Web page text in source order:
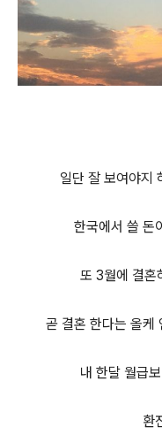
일단 잘 보여야지
한국에서 쓸 돈
또 3월에 결혼
곧 결혼 한다는 올케
내 한달 월급
환